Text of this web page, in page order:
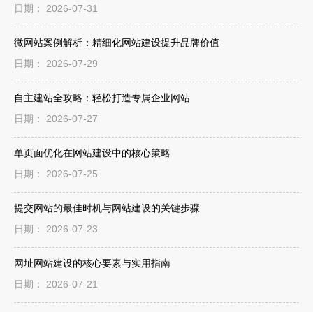
日期： 2026-07-31
微网站案例解析：精细化网站建设提升品牌价值
日期： 2026-07-29
自主建站全攻略：轻松打造专属企业网站
日期： 2026-07-27
单页面优化在网站建设中的核心策略
日期： 2026-07-25
提交网站的最佳时机与网站建设的关键步骤
日期： 2026-07-23
网址网站建设的核心要素与实用指南
日期： 2026-07-21